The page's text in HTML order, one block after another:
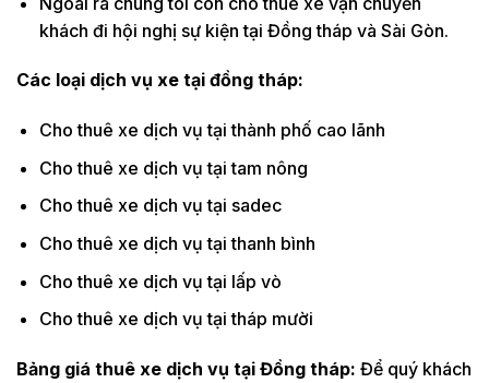
khách đi hội nghị sự kiện tại Đồng tháp và Sài Gòn.
Các loại dịch vụ xe tại đồng tháp:
Cho thuê xe dịch vụ tại thành phố cao lãnh
Cho thuê xe dịch vụ tại tam nông
Cho thuê xe dịch vụ tại sadec
Cho thuê xe dịch vụ tại thanh bình
Cho thuê xe dịch vụ tại lấp vò
Cho thuê xe dịch vụ tại tháp mười
Bảng giá thuê xe dịch vụ tại Đồng tháp: Để quý khách